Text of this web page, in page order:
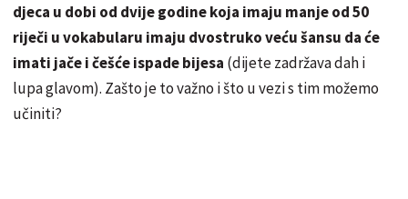
djeca u dobi od dvije godine koja imaju manje od 50
riječi u vokabularu imaju dvostruko veću šansu da će
imati jače i češće ispade bijesa (dijete zadržava dah i
lupa glavom). Zašto je to važno i što u vezi s tim možemo
učiniti?